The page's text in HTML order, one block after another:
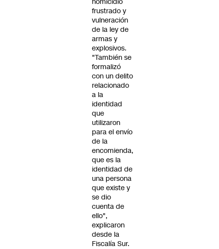
frustrado y
vulneración
de la ley de
armas y
explosivos.
"También se
formalizó
con un delito
relacionado
a la
identidad
que
utilizaron
para el envío
de la
encomienda,
que es la
identidad de
una persona
que existe y
se dio
cuenta de
ello",
explicaron
desde la
Fiscalía Sur.